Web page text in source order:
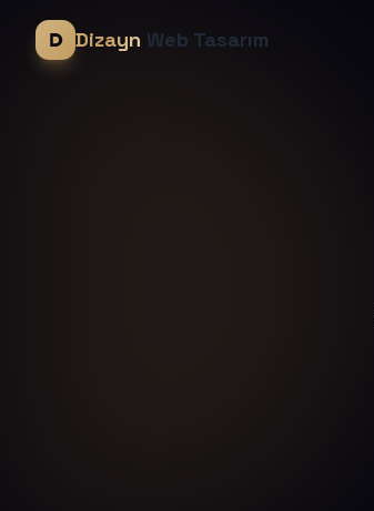
Dizayn Web Tasarım